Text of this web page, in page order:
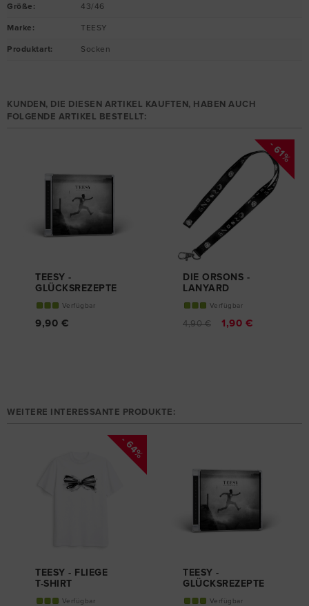
Größe : 43/46
Marke : TEESY
Produktart: Socken
KUNDEN, DIE DIESEN ARTIKEL KAUFTEN, HABEN AUCH
FOLGENDE ARTIKEL BESTELLT:
TEESY -
GLÜCKSREZEPTE
Verfügbar
9,90 €
DIE ORSONS -
LANYARD
Verfügbar
4,90 € 1,90 €
- 61%
WEITERE INTERESSANTE PRODUKTE:
TEESY - FLIEGE
T-SHIRT
Verfügbar
- 64%
TEESY -
GLÜCKSREZEPTE
Verfügbar